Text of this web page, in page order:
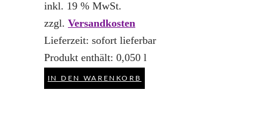
inkl. 19 % MwSt.
zzgl. Versandkosten
Lieferzeit: sofort lieferbar
Produkt enthält: 0,050 l
IN DEN WARENKORB